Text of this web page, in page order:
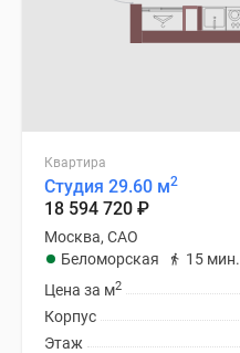
Квартира
Студия 29.60 м2
18 594 720 ₽
Москва, САО
Беломорская
15 мин.
Цена за м2
Корпус
Этаж